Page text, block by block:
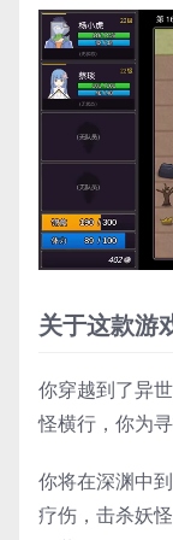
关于这款游
你穿越到了异
怪横行，你为
你将在深渊中
疗伤，击杀妖